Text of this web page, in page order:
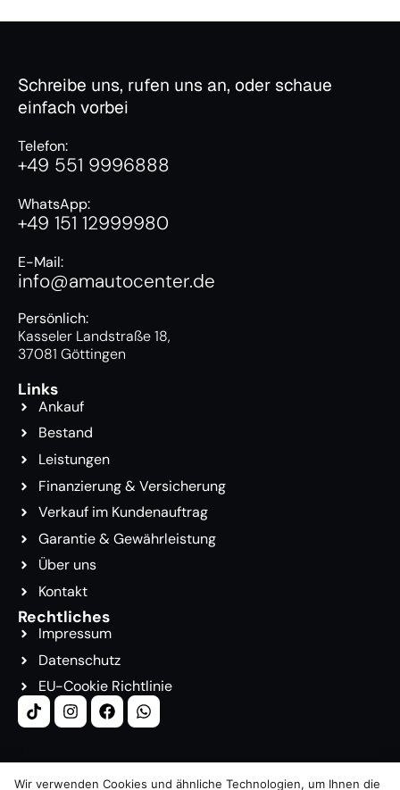
Schreibe uns, rufen uns an, oder schaue
einfach vorbei
Telefon:
+49 551 9996888
WhatsApp:
+49 151 12999980
E-Mail:
info@amautocenter.de
Persönlich:
Kasseler Landstraße 18,
37081 Göttingen
Links
Ankauf
Bestand
Leistungen
Finanzierung & Versicherung
Verkauf im Kundenauftrag
Garantie & Gewährleistung
Über uns
Kontakt
Rechtliches
Impressum
Datenschutz
EU-Cookie Richtlinie
Wir verwenden Cookies und ähnliche Technologien, um Ihnen die